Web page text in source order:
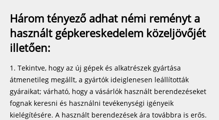
Három tényező adhat némi reményt a
használt gépkereskedelem közeljövőjét
illetően:
1. Tekintve, hogy az új gépek és alkatrészek gyártása
átmenetileg megállt, a gyártók ideiglenesen leállították
gyáraikat; várható, hogy a vásárlók használt berendezéseket
fognak keresni és használni tevékenységi igényeik
kielégítésére. A használt berendezések ára továbbra is erős.